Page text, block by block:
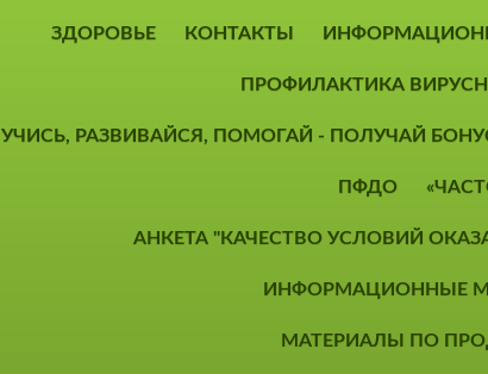
ЗДОРОВЬЕ КОНТАКТЫ
ПРОФИЛАКТИКА
УЧИСЬ, РАЗВИВАЙСЯ, ПОМОГАЙ - ПОЛУЧАЙ
ПФДО
АНКЕТА "КАЧЕСТВО УСЛОВИЙ
ИНФОРМАЦИОННЫЕ
МАТЕРИАЛЫ ПО